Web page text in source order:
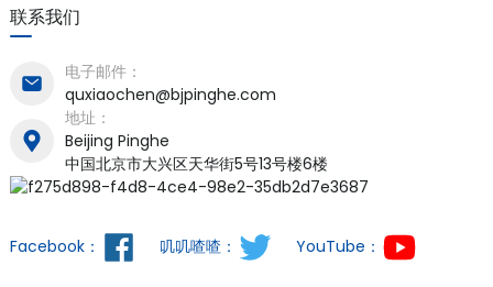
联系我们
电子邮件：
quxiaochen@bjpinghe.com
地址：
Beijing Pinghe
中国北京市大兴区天华街5号13号楼6楼
Facebook： 叽叽喳喳： YouTube：